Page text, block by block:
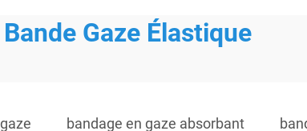
Bande Gaze Élastique
bandage en gaze absorbant